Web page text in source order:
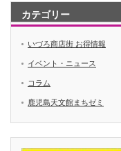
カテゴリー
いづろ商店街 お得情報
イベント・ニュース
コラム
鹿児島天文館まちゼミ